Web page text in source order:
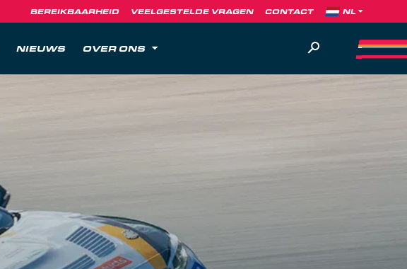
BEREIKBAARHEID VEELGESTELDE VRAGEN CONTACT
NIEUWS OVER ONS